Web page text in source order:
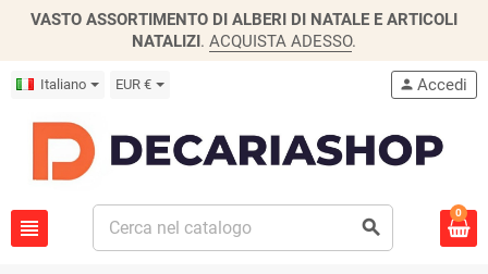
VASTO ASSORTIMENTO DI ALBERI DI NATALE E ARTICOLI
NATALIZI. ACQUISTA ADESSO.
Italiano EUR €
view_headline search
person Accedi
0